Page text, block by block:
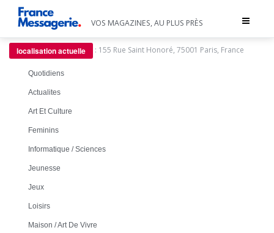
Toggle
VOS MAGAZINES, AU PLUS PRÈS
localisation actuelle : 155 Rue Saint Honoré, 75001 Paris, France
Quotidiens
Actualites
Art Et Culture
Feminins
Informatique / Sciences
Jeunesse
Jeux
Loisirs
Maison / Art De Vivre